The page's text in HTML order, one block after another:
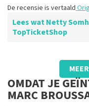
De recensie is vertaald
Lees wat Netty
TopTicketShop
Beoordeling van
Top
Goed
De recensie is vertaald
OMDAT JE
MARC